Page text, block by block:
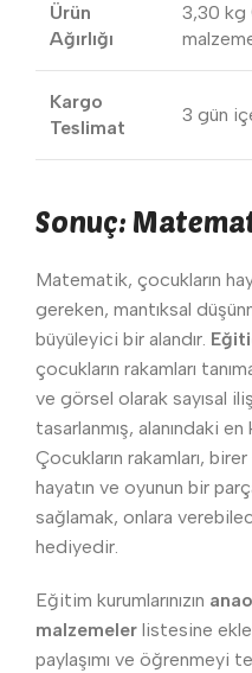
Ürün
Ağırlığı
3,30 kg
Kargo
Teslimat
3 gün
Sonuç:
Matematik, çocukların
gereken, mantıksal
büyüleyici bir alandır.
çocukların rakamları
ve görsel olarak sayısal
tasarlanmış, alanındaki
Çocukların rakamları,
hayatın ve oyunun bir
sağlamak, onlara
hediyedir.
Eğitim kurumlarınızın
malzemeler listesine
paylaşımı ve öğrenmeyi